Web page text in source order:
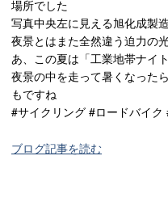
場所でした
写真中央左に見える旭化成製
夜景とはまた全然違う迫力の
あ、この夏は「工業地帯ナイ
夜景の中を走って暑くなった
もですね
#サイクリング #ロードバイ
ブログ記事を読む